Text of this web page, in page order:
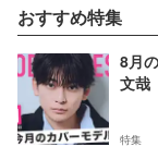
おすすめ特集
8月
文哉
特集